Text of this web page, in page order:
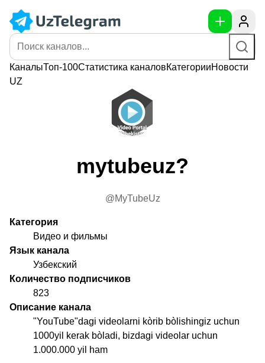
КаналыТоп-100Статистика каналовКатегорииНовости
UZ
mytubeuz?
@MyTubeUz
Категория
Видео и фильмы
Язык канала
Узбекский
Количество подписчиков
823
Описание канала
"YouTube"dagi videolarni kòrib bòlishingiz uchun
1000yil kerak bòladi, bizdagi videolar uchun
1.000.000 yil ham